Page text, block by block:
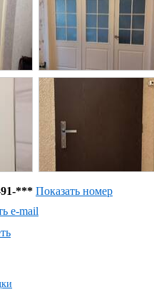
91-*** Показать номер
e-mail